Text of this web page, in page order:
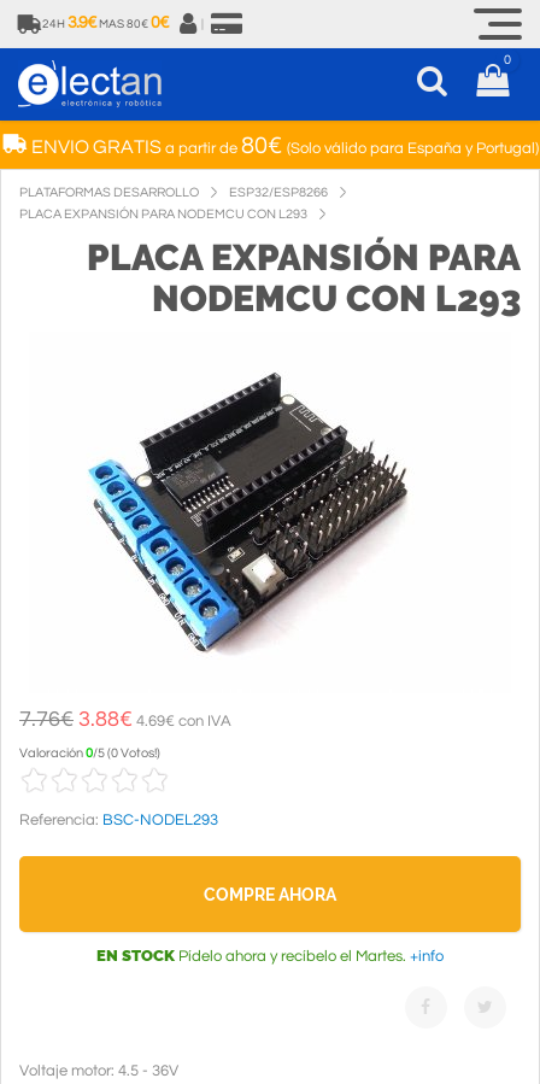
24H 3.9€ MAS 80€ 0€
0
ENVIO GRATISa partir de 80€ (Solo válido para España y Portugal)
PLATAFORMAS DESARROLLO
ESP32/ESP8266
PLACA EXPANSIÓN PARA NODEMCU CON L293
PLACA EXPANSIÓN PARA
NODEMCU CON L293
7.76€ 3.88€ 4.69€ con IVA
Valoración0/5(0 Votos!)
Referencia: BSC-NODEL293
COMPRE AHORA
EN STOCK Pídelo ahora y recíbelo el Martes. +info
Voltaje motor: 4.5 - 36V